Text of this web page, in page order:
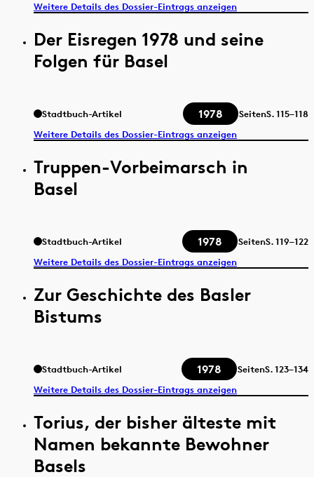
Weitere Details des Dossier-Eintrags anzeigen
Der Eisregen 1978 und seine
Folgen für Basel
Stadtbuch-Artikel 1978 SeitenS.115–118
Weitere Details des Dossier-Eintrags anzeigen
Truppen-Vorbeimarsch in
Basel
Stadtbuch-Artikel 1978 SeitenS.119–122
Weitere Details des Dossier-Eintrags anzeigen
Zur Geschichte des Basler
Bistums
Stadtbuch-Artikel 1978 SeitenS.123–134
Weitere Details des Dossier-Eintrags anzeigen
Torius, der bisher älteste mit
Namen bekannte Bewohner
Basels